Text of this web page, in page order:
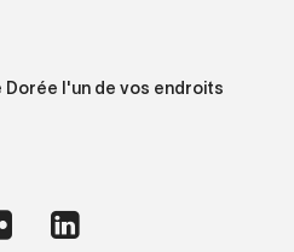
Dorée l'un de vos endroits